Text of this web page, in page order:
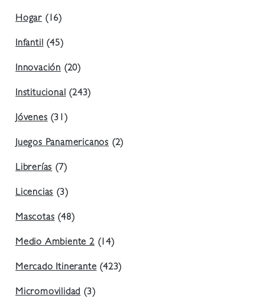
Hogar (16)
Infantil(45)
Innovación (20)
Institucional(243)
Jóvenes(31)
Juegos Panamericanos (2)
Librerías(7)
Licencias(3)
Mascotas(48)
Medio Ambiente 2(14)
Mercado Itinerante(423)
Micromovilidad(3)